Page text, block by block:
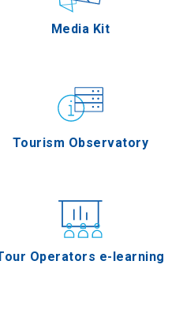
Media Kit
Tourism Observatory
Operators e-learning